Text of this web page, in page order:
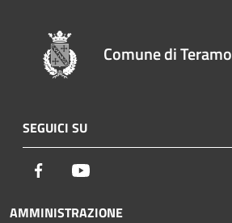
Comune di Teramo
SEGUICI SU
Facebook
AMMINISTRAZIONE